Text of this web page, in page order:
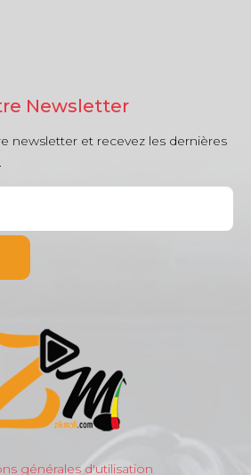
Newsletter
newsletter et recevez les dernières
générales d'utilisation